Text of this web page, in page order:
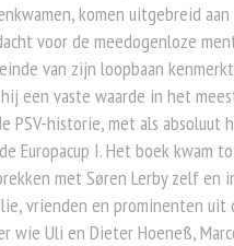
komen uitgebreid
voor de meedogenloze
van zijn loopbaan
een vaste waarde in het
PSV-historie, met als absoluut
Europacup I. Het boek kwam
met Søren Lerby zelf en
vrienden en prominenten uit
wie Uli en Dieter Hoeneß,